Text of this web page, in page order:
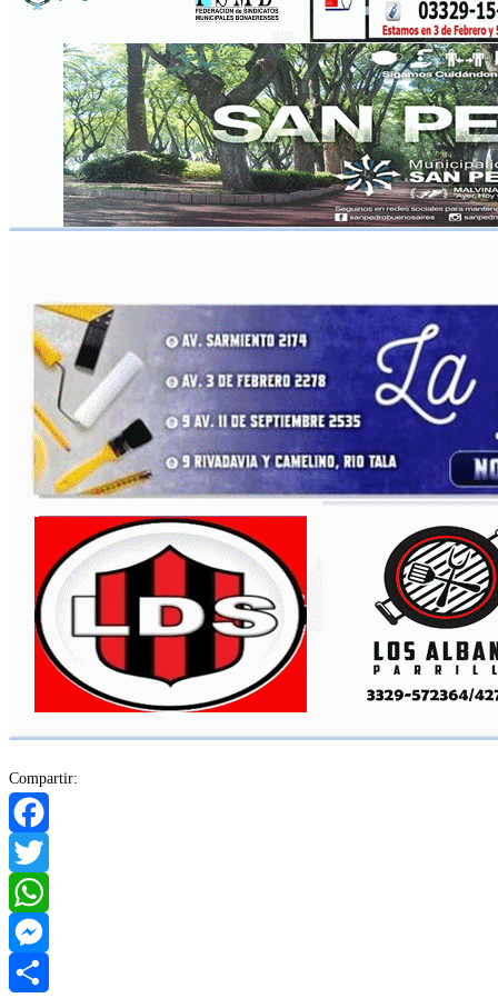
Compartir:
Facebook
Twitter
WhatsApp
Messenger